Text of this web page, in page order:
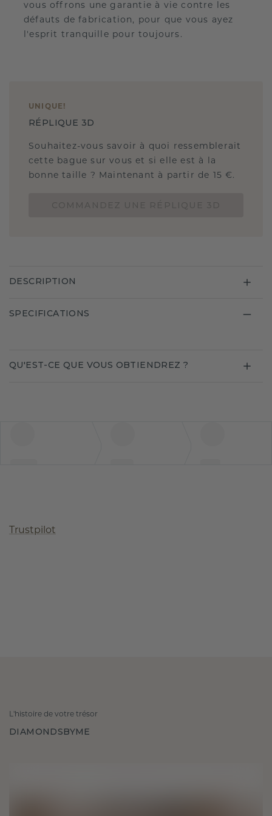
vous offrons une garantie à vie contre les
défauts de fabrication, pour que vous ayez
l'esprit tranquille pour toujours.
UNIQUE !
RÉPLIQUE 3D
Souhaitez-vous savoir à quoi ressemblerait
cette bague sur vous et si elle est à la
bonne taille ? Maintenant à partir de 15 €.
DESCRIPTION
SPECIFICATIONS
QU'EST-CE QUE VOUS OBTIENDREZ ?
Trustpilot
L'histoire de votre trésor
DIAMONDSBYME